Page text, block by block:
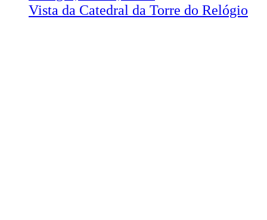
Vista da Catedral da Torre do Relógio